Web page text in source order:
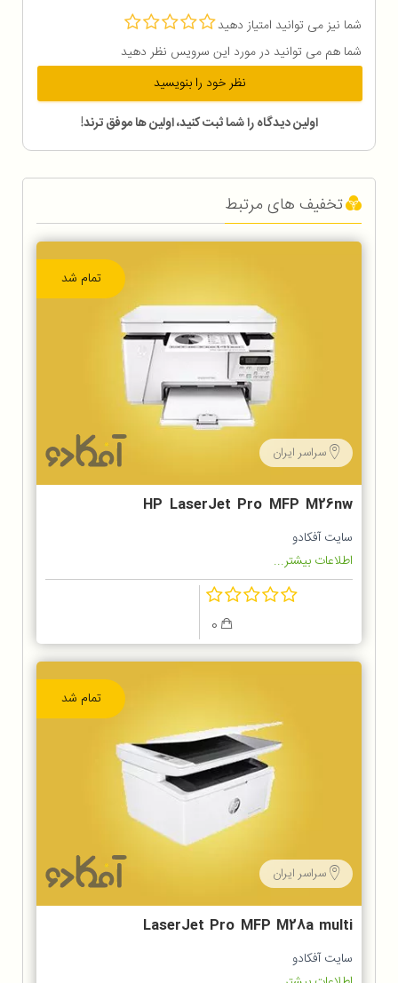
شما نیز می توانید امتیاز دهید
شما هم می توانید در مورد این سرویس نظر دهید
نظر خود را بنویسید
اولین دیدگاه را شما ثبت کنید، اولین ها موفق ترند!
تخفیف های مرتبط
تمام شد
سراسر ایران
HP LaserJet Pro MFP M26nw
multi task printer
سایت آفکادو
اطلاعات بیشتر...
تمام شد
سراسر ایران
LaserJet Pro MFP M28a multi
task printer
سایت آفکادو